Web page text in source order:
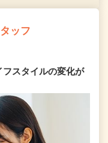
ッフ
スタイルの変化が